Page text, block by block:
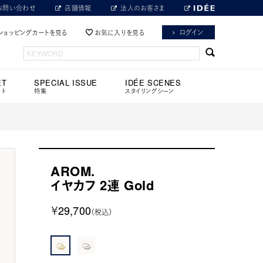
問い合わせ 店舗情報 法人のお客さま
ョッピングカートを見る お気に入りを見る ログイン
SPECIAL ISSUE
特集
IDÉE SCENES
スタイリングシーン
AROM.
イヤカフ 2連 Gold
￥29,700（税込）